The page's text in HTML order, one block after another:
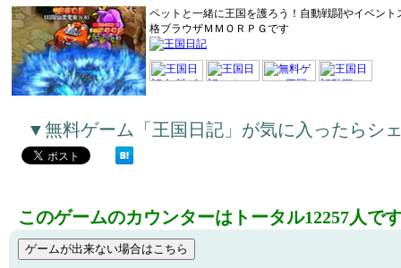
ペットと一緒に王国を護ろう！自動戦闘やイベン
格ブラウザＭＭＯＲＰＧです
▼無料ゲーム「王国日記」が気に入ったらシ
このゲームのカウンターはトータル12257人で